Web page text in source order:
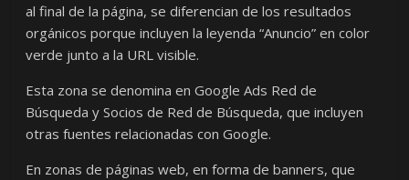
al final de la página, se diferencian de los resultados
orgánicos porque incluyen la leyenda “Anuncio” en color
verde junto a la URL visible.
Esta zona se denomina en Google Ads Red de
Búsqueda y Socios de Red de Búsqueda, que incluyen
otras fuentes relacionadas con Google.
En zonas de páginas web, en forma de banners, que